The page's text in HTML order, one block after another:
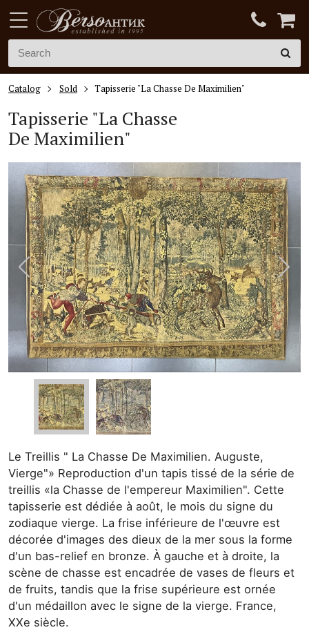
Catalog Sold Tapisserie "La Chasse De Maximilien"
Tapisserie "La Chasse
De Maximilien"
Le Treillis " La Chasse De Maximilien. Auguste,
Vierge"» Reproduction d'un tapis tissé de la série de
treillis «la Chasse de l'empereur Maximilien". Cette
tapisserie est dédiée à août, le mois du signe du
zodiaque vierge. La frise inférieure de l'œuvre est
décorée d'images des dieux de la mer sous la forme
d'un bas-relief en bronze. À gauche et à droite, la
scène de chasse est encadrée de vases de fleurs et
de fruits, tandis que la frise supérieure est ornée
d'un médaillon avec le signe de la vierge. France,
XXe siècle.